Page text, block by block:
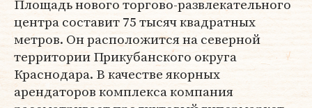
Площадь нового торгово-развлекательного
центра составит 75 тысяч квадратных
метров. Он расположится на северной
территории Прикубанского округа
Краснодара. В качестве якорных
арендаторов комплекса компания